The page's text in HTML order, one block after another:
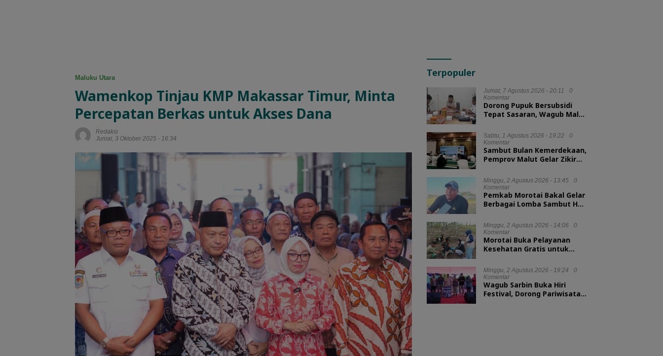
Maluku Utara
Wamenkop Tinjau KMP Makassar Timur, Minta
Percepatan Berkas untuk Akses Dana
Redaksi
Jumat, 3 Oktober 2025 - 16:34
Terpopuler
Jumat, 7 Agustus 2026 - 20:11
0
Komentar
Dorong Pupuk Bersubsidi
Tepat Sasaran, Wagub Malut
Digitalisasi
Sabtu, 1 Agustus 2026 - 19:22
0
Komentar
Sambut Bulan Kemerdekaan,
Pemprov Malut Gelar Zikir
Minggu, 2 Agustus 2026 - 13:45
0
Komentar
Pemkab Morotai Bakal Gelar
Berbagai Lomba Sambut HUT
Minggu, 2 Agustus 2026 - 14:06
0
Komentar
Morotai Buka Pelayanan
Kesehatan Gratis untuk
Minggu, 2 Agustus 2026 - 19:24
0
Komentar
Wagub Sarbin Buka Hiri
Festival, Dorong Pariwisata